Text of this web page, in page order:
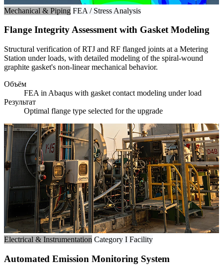
Mechanical & Piping FEA / Stress Analysis
Flange Integrity Assessment with Gasket Modeling
Structural verification of RTJ and RF flanged joints at a Metering
Station under loads, with detailed modeling of the spiral-wound
graphite gasket's non-linear mechanical behavior.
Объём
FEA in Abaqus with gasket contact modeling under load
Результат
Optimal flange type selected for the upgrade
Electrical & Instrumentation Category I Facility
Automated Emission Monitoring System